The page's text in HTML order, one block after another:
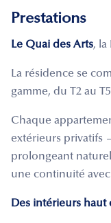
Prestations
Le Quai des Arts, la
La résidence se
gamme, du T2 au
Chaque
extérieurs privatifs
prolongeant
une continuité
Des intérieurs haut